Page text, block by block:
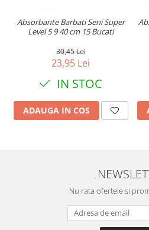
Absorbante Barbati Seni Super
Level 5 9 40 cm 15 Bucati
30,45 Lei
23,95 Lei
IN STOC
ADAUGA IN COS
Nu rata ofertele si